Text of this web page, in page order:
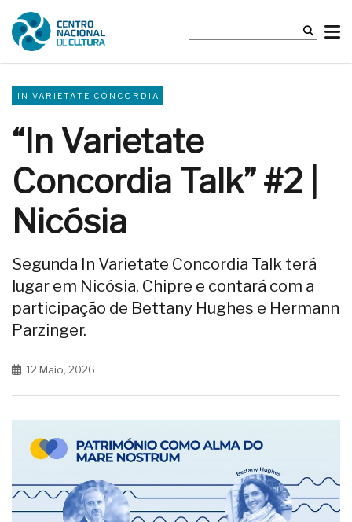
IN VARIETATE CONCORDIA
“In Varietate
Concordia Talk” #2 |
Nicósia
Segunda In Varietate Concordia Talk terá
lugar em Nicósia, Chipre e contará com a
participação de Bettany Hughes e Hermann
Parzinger.
12 Maio, 2026